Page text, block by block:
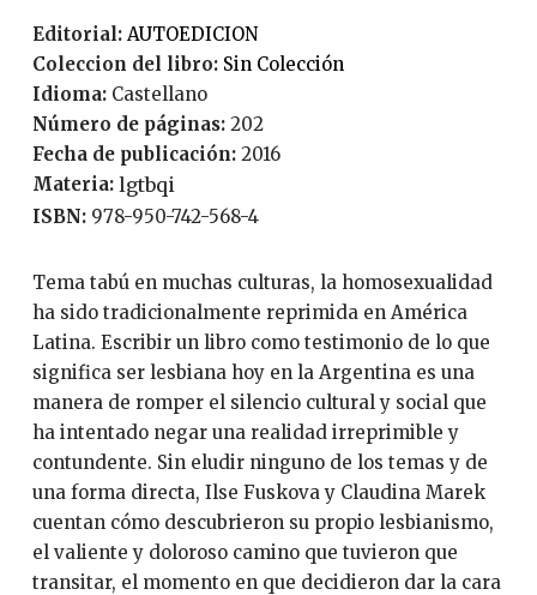
Editorial:
AUTOEDICION
Coleccion del libro:
Sin Colección
Idioma:
Castellano
Número de páginas:
202
Fecha de publicación:
2016
Materia: lgtbqi
ISBN: 978-950-742-568-4
Tema tabú en muchas culturas, la homosexualidad
ha sido tradicionalmente reprimida en América
Latina. Escribir un libro como testimonio de lo que
significa ser lesbiana hoy en la Argentina es una
manera de romper el silencio cultural y social que
ha intentado negar una realidad irreprimible y
contundente. Sin eludir ninguno de los temas y de
una forma directa, Ilse Fuskova y Claudina Marek
cuentan cómo descubrieron su propio lesbianismo,
el valiente y doloroso camino que tuvieron que
transitar, el momento en que decidieron dar la cara